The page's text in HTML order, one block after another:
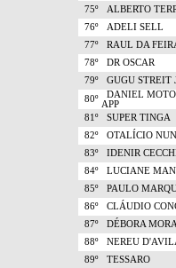
75º
ALBERTO
76º
ADELI SELL
77º
RAUL DA
78º
DR OSCAR
79º
GUGU STREIT
80º
DANIEL
APP
81º
SUPER TINGA
82º
OTALÍCIO
83º
IDENIR
84º
LUCIANE
85º
PAULO
86º
CLÁUDIO
87º
DÉBORA
88º
NEREU
89º
TESSARO